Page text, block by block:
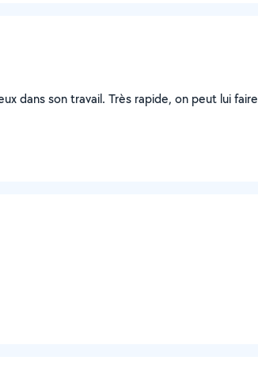
dans son travail. Très rapide, on peut lui faire